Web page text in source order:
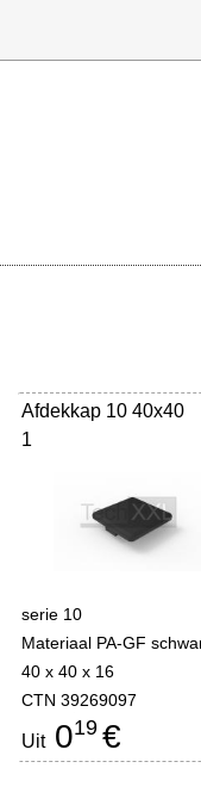
Afdekkap 10 40x40
1
serie 10
Materiaal PA-GF
40 x 40 x 16
CTN 39269097
Uit019 €